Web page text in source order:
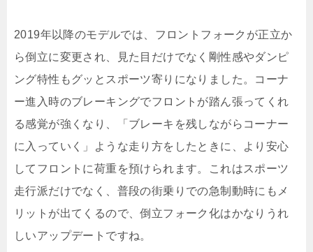
2019年以降のモデルでは、フロントフォークが正立か
ら倒立に変更され、見た目だけでなく剛性感やダンピ
ング特性もグッとスポーツ寄りになりました。コーナ
ー進入時のブレーキングでフロントが踏ん張ってくれ
る感覚が強くなり、「ブレーキを残しながらコーナー
に入っていく」ような走り方をしたときに、より安心
してフロントに荷重を預けられます。これはスポーツ
走行派だけでなく、普段の街乗りでの急制動時にもメ
リットが出てくるので、倒立フォーク化はかなりうれ
しいアップデートですね。